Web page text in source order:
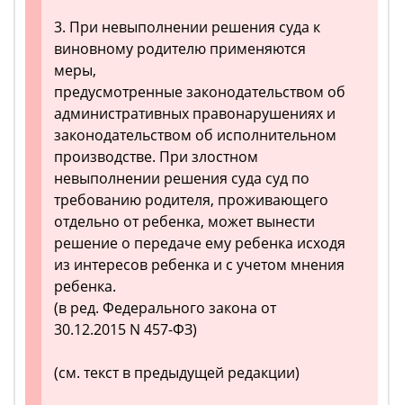
3. При невыполнении решения суда к
виновному родителю применяются
меры,
предусмотренные законодательством об
административных правонарушениях и
законодательством об исполнительном
производстве. При злостном
невыполнении решения суда суд по
требованию родителя, проживающего
отдельно от ребенка, может вынести
решение о передаче ему ребенка исходя
из интересов ребенка и с учетом мнения
ребенка.
(в ред. Федерального закона от
30.12.2015 N 457-ФЗ)
(см. текст в предыдущей редакции)